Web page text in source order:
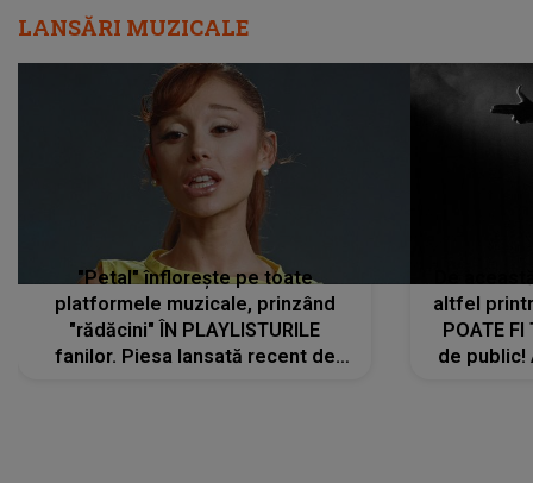
LANSĂRI MUZICALE
"Petal" înflorește pe toate
platformele muzicale, prinzând
"rădăcini" ÎN PLAYLISTURILE
fanilor. Piesa lansată recent de
altfel
POATE FI
de public!